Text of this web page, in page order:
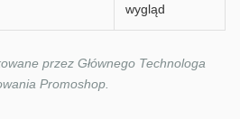
wygląd
przez Głównego Technologa
Promoshop.